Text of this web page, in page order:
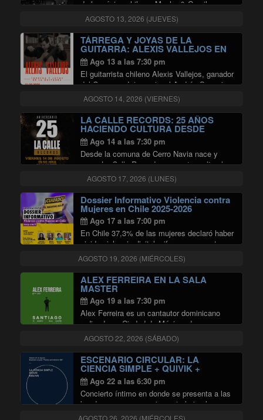
de la música chilena; Macha & Camilo
Salinas, acompañados por el Cuarteto
Austral y Martín Benavides.
AGOSTO 13, 2026 (JUEVES)
TÁRREGA Y JOYAS DE LA
GUITARRA: ALEXIS VALLEJOS EN
SALA MASTER
Ago 13 a las 7:30 pm
El guitarrista chileno Alexis Vallejos, ganador
del Concurso Internacional Andrés Segovia
de Linares (España), presenta un recital
dedicado a algunas de las obras más
emblemáticas del repertorio guitarrístico, con
especial énfasis en la música de …
Continuar leyendo "TÁRREGA Y JOYAS DE LA
AGOSTO 14, 2026 (VIERNES)
LA CALLE RECORDS: 25 AÑOS
HACIENDO CULTURA DESDE
CERRO NAVIA EN SALA MASTER
Ago 14 a las 7:30 pm
Desde la comuna de Cerro Navia nace y
crece La Calle Records, un centro cultural y
sello discográfico con 25 años de historia
dedicado a impulsar las múltiples
expresiones artísticas, especialmente la
cultura Hip Hop. …Continuar leyendo"LA CALLE
AGOSTO 17, 2026 (LUNES)
Dossier Informativo Violencia contra
Mujeres en Chile 2025-2026
Ago 17 a las 7:00 pm
En Chile 37,3% de las mujeres declaró haber
vivido violencia digital, cifra que aumenta en
personas transfemeninas (50%),
transmasculinas (80%) y no binaries
(76,5%). Este y otros datos son parte del
“Dossier Informativo Violencia contra …
Continuar leyendo "Dossier Informativo Violencia
AGOSTO 19, 2026 (MIÉRCOLES)
ALEX FERREIRA EN LA SALA
MASTER
Ago 19 a las 7:30 pm
Alex Ferreira es un cantautor dominicano
radicado en Ciudad de México, dos veces
nominado al Latin Grammy (Mejor Nuevo
Artista 2018, Mejor Álbum Cantautor 2022).
Su música transita el folk caribeño, el pop
alternativo y …Continuar leyendo"ALEX FERREIRA
AGOSTO 22, 2026 (SÁBADO)
ESCENARIO CIRCULAR: LA
CIENCIA SIMPLE + QUIVIK +
NISUYAI EN SALA MASTER
Ago 22 a las 6:30 pm
Concierto íntimo en donde se presenta a las
bandas en un escenario central circular, a su
alrededor se dispondrá el publico en 360°